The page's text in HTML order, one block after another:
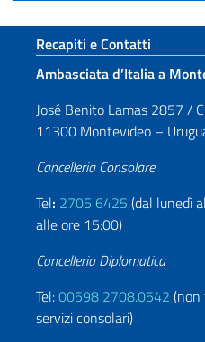
Sezione footer
Recapiti e Contatti
Ambasciata d’Italia a
José Benito Lamas 2857 /
11300 Montevideo –
Cancelleria Consolare
Tel: 2705 6425 (dal lunedì
alle ore 15:00)
Cancelleria Diplomatica
Tel:00598 2708.0542 (non
servizi consolari)